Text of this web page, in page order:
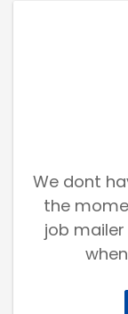
We dont
the
job